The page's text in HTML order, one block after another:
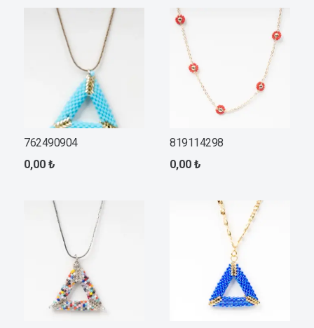
762490904
0,00 ₺
819114298
0,00 ₺